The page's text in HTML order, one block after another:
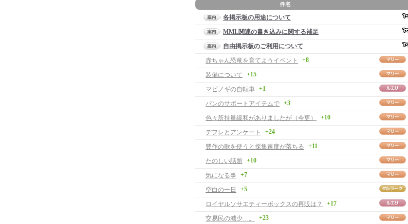
各掲示板の用途について
MML関連の書き込みに関する補足
自由掲示板のご利用について
赤ちゃん恐竜を育てようイベント
+8
装備について
+15
マビノギの自転車 +1
パンのサポートアイテムで +3
色々所持量緩和がありましたが（今更）
+10
デフレとアンケート
+24
豊作の歌を使うと採集速度が落ちる
+11
たのしい話題
+10
気になる事 +7
空白の一日
+5
ロイヤルソサエティーボックスの再販は？
+17
交易民の減少…。
+23